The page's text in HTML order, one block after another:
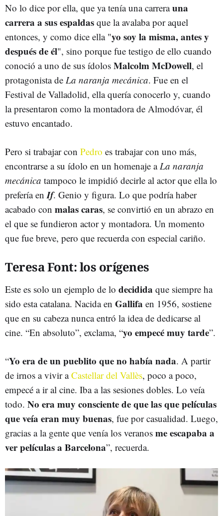
No lo dice por ella, que ya tenía una carrerauna
carrera a sus espaldas que la avalaba por aquel
entonces, y como dice ella "yo soy la misma, antes y
después de él", sino porque fue testigo de ello cuando
conoció a uno de sus ídolos Malcolm McDowell, el
protagonista de La naranja mecánica. Fue en el
Festival de Valladolid, ella quería conocerlo y, cuando
la presentaron como la montadora de Almodóvar, él
estuvo encantado.
Pero si trabajar con Pedro es trabajar con uno más,
encontrarse a su ídolo en un homenaje a La naranja
mecánica tampoco le impidió decirle al actor que ella lo
prefería en If. Genio y figura. Lo que podría haber
acabado con malas caras, se convirtió en un abrazo en
el que se fundieron actor y montadora. Un momento
que fue breve, pero que recuerda con especial cariño.
Teresa Font: los orígenes
Este es solo un ejemplo de lo decidida que siempre ha
sido esta catalana. Nacida en Gallifa en 1956, sostiene
que en su cabeza nunca entró la idea de dedicarse al
cine. “En absoluto”, exclama, “yo empecé muy tarde”.
“Yo era de un pueblito que no había nada. A partir
de irnos a vivir aCastellar del Vallès, poco a poco,
empecé a ir al cine. Iba a las sesiones dobles. Lo veía
todo. No era muy consciente de que las que películas
que veía eran muy buenas, fue por casualidad. Luego,
gracias a la gente que venía los veranos me escapaba a
ver películas a Barcelona”, recuerda.